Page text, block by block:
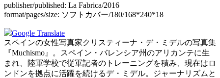
publisher/published: La Fabrica/2016
format/pages/size: ソフトカバー/180/168*240*18
Google Translate
スペインの女性写真家クリスティーナ・デ・ミデルの写真集
『Muchismo』。スペイン・バレンシア州のアリカンテに生
まれ、陸軍学校で従軍記者のトレーニングを積み、現在はロ
ンドンを拠点に活躍を続けるデ・ミデル。ジャーナリズムと